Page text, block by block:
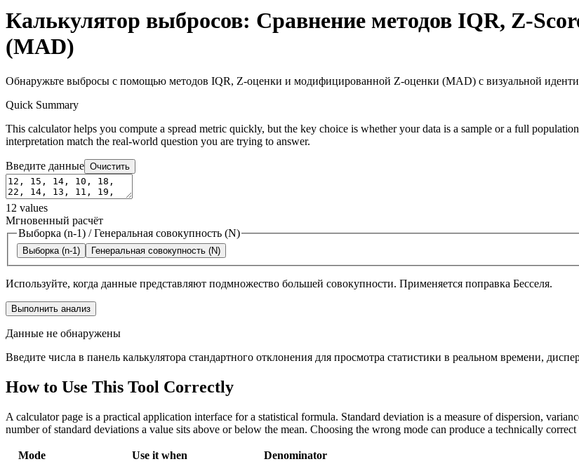
Калькулятор выбросов: Сравнение методов IQR, Z-
(MAD)
Обнаружьте выбросы с помощью методов IQR, Z-оценки и модифицированной Z-оценки (MAD) с визуальной
Quick Summary
This calculator helps you compute a spread metric quickly, but the key choice is whether your data is a sample or a full
interpretation match the real-world question you are trying to answer.
Введите данные Очистить
12 values
Мгновенный расчёт
Выборка (n-1) /Генеральная совокупность (N)
Выборка (n-1) Генеральная совокупность (N)
Используйте, когда данные представляют подмножество большей совокупности. Применяется поправка Бесселя.
Выполнить анализ
Данные не обнаружены
Введите числа в панель калькулятора стандартного отклонения для просмотра статистики в реальном времени,
How to Use This Tool Correctly
A calculator page is a practical application interface for a statistical formula. Standard deviation is a measure of dispersion,
number of standard deviations a value sits above or below the mean. Choosing the wrong mode can produce a technically
Mode Use it when
Denominator